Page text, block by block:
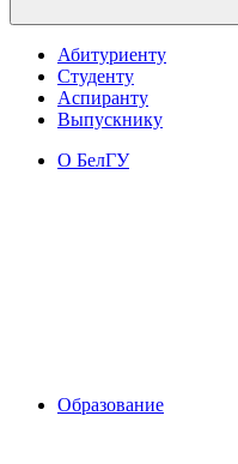
Абитуриенту
Студенту
Аспиранту
Выпускнику
О БелГУ
Образование